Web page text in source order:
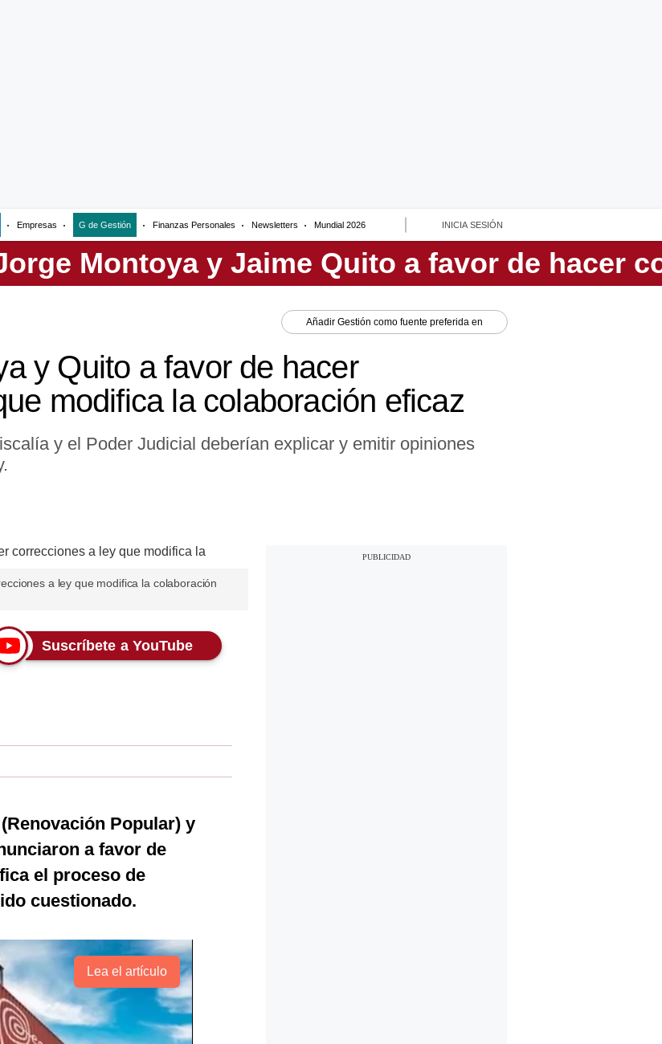
Empresas G de Gestión Finanzas Personales Newsletters Mundial 2026 INICIA SESIÓN
Añadir Gestión como fuente preferida en
y Quito a favor de hacer
modifica la colaboración eficaz
y el Poder Judicial deberían explicar y emitir opiniones
a ley que modifica la colaboración
Suscríbete a YouTube
Popular) y
a favor de
el proceso de
cuestionado.
Lea el artículo